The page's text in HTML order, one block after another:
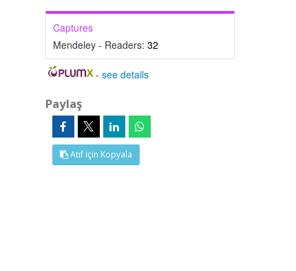
Captures
Mendeley - Readers: 32
-see details
Paylaş
Atıf İçin Kopyala